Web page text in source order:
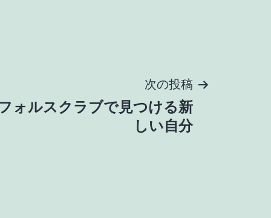
次の投稿
ォルスクラブで見つける新
しい自分